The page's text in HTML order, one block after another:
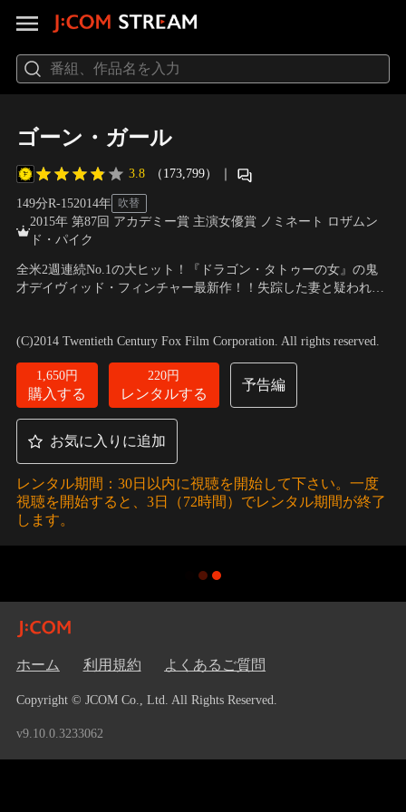
ゴーン・ガール
3.8 （173,799） ｜
149分R-152014年 吹替
2015年 第87回 アカデミー賞 主演女優賞 ノミネート ロザムン
ド・パイク
全米2週連続No.1の大ヒット！『ドラゴン・タトゥーの女』の鬼
才デイヴィッド・フィンチャー最新作！！失踪した妻と疑われた
た衝撃の秘密を暴く、予測不可能な戦慄のサイコロジカル・サス
ペンス！
ンチャー
(C)2014 Twentieth Century Fox Film Corporation. All rights reserved.
1,650円
購入する
220円
レンタルする
予告編
お気に入りに追加
レンタル期間：30日以内に視聴を開始して下さい。一度
視聴を開始すると、3日（72時間）でレンタル期間が終了
します。
ホーム 利用規約 よくあるご質問
Copyright © JCOM Co., Ltd. All Rights Reserved.
v9.10.0.3233062